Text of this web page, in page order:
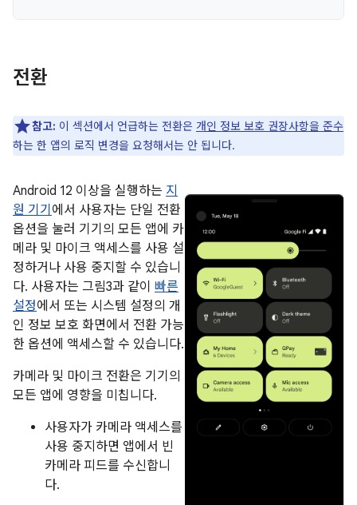
전환
참고: 이 섹션에서 언급하는 전환은 개인 정보 보호 권장사항을 준수
하는 한 앱의 로직 변경을 요청해서는 안 됩니다.
Android 12 이상을 실행하는 지
원 기기 에서 사용자는 단일 전환
옵션을 눌러 기기의 모든 앱에 카
메라 및 마이크 액세스를 사용 설
정하거나 사용 중지할 수 있습니
다. 사용자는 그림3과 같이 빠른
설정에서 또는 시스템 설정의 개
인 정보 보호 화면에서 전환 가능
한 옵션에 액세스할 수 있습니다.
카메라 및 마이크 전환은 기기의
모든 앱에 영향을 미칩니다.
사용자가 카메라 액세스를
사용 중지하면 앱에서 빈
카메라 피드를 수신합니
다.